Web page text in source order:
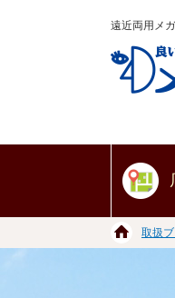
遠近両用メ
取扱